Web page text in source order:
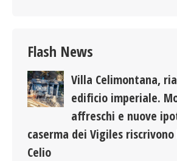
Flash News
Villa Celimontana,
edificio imperiale.
affreschi e nuove
caserma dei Vigiles
Celio